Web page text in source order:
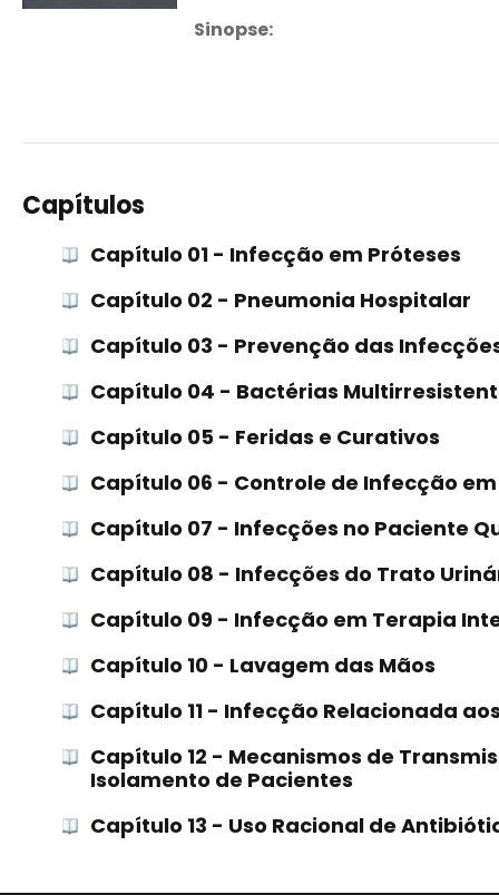
Sinopse:
Capítulos
Capítulo 01 - Infecção em Próteses
Capítulo 02 - Pneumonia Hospitalar
Capítulo 03 - Prevenção das
Capítulo 04 - Bactérias
Capítulo 05 - Feridas e Curativos
Capítulo 06 - Controle de Infecção
Capítulo 07 - Infecções no Paciente
Capítulo 08 - Infecções do Trato
Capítulo 09 - Infecção em Terapia
Capítulo 10 - Lavagem das Mãos
Capítulo 11 - Infecção Relacionada
Capítulo 12 - Mecanismos de
Isolamento de Pacientes
Capítulo 13 - Uso Racional de